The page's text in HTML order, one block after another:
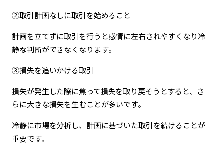
②取引計画なしに取引を始めること
計画を立てずに取引を行うと感情に左右されやすくなり冷
静な判断ができなくなります。
③損失を追いかける取引
損失が発生した際に焦って損失を取り戻そうとすると、さ
らに大きな損失を生むことが多いです。
冷静に市場を分析し、計画に基づいた取引を続けることが
重要です。